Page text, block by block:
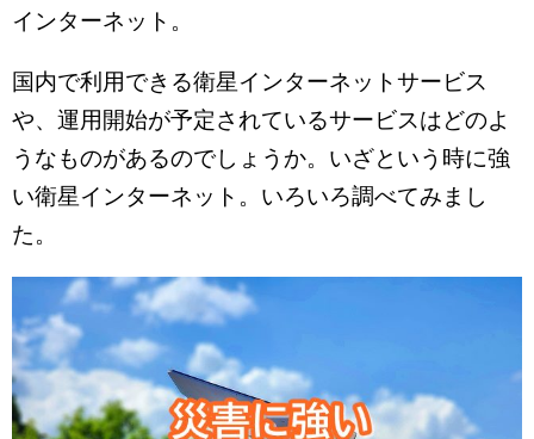
インターネット。
国内で利用できる衛星インターネットサービス
や、運用開始が予定されているサービスはどのよ
うなものがあるのでしょうか。いざという時に強
い衛星インターネット。いろいろ調べてみまし
た。